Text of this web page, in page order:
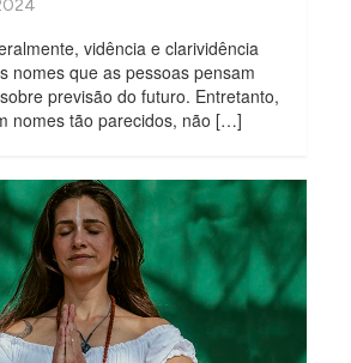
vidência e clarividência
nomes que as pessoas pensam
previsão do futuro. Entretanto,
nomes tão parecidos, não […]